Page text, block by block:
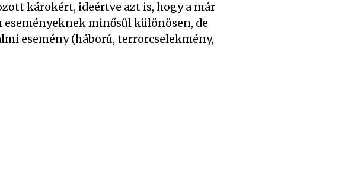
károkért, ideértve azt is, hogy a már
minősül különösen, de
esemény (háború, terrorcselekmény,